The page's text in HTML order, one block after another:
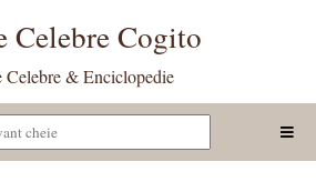
Celebre Cogito
Celebre & Enciclopedie